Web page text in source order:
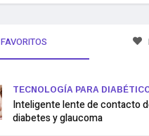
FAVORITOS
TECNOLOGÍA PARA
Inteligente lente de contacto
diabetes y glaucoma